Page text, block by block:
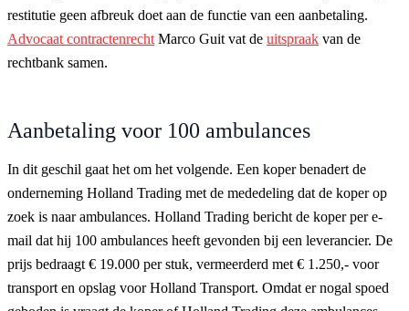
restitutie geen afbreuk doet aan de functie van een aanbetaling.
Advocaat contractenrecht Marco Guit vat de uitspraak van de
rechtbank samen.
Aanbetaling voor 100 ambulances
In dit geschil gaat het om het volgende. Een koper benadert de
onderneming Holland Trading met de mededeling dat de koper op
zoek is naar ambulances. Holland Trading bericht de koper per e-
mail dat hij 100 ambulances heeft gevonden bij een leverancier. De
prijs bedraagt € 19.000 per stuk, vermeerderd met € 1.250,- voor
transport en opslag voor Holland Transport. Omdat er nogal spoed